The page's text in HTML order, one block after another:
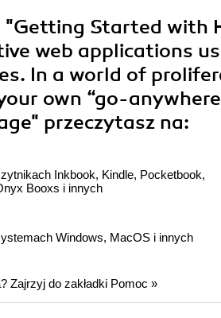
"Getting Started with
web applications
In a world of
own “go-
przeczytasz na:
Inkbook, Kindle, Pocketbook,
Booxs i innych
Windows, MacOS i innych
Zajrzyj do zakładki Pomoc »